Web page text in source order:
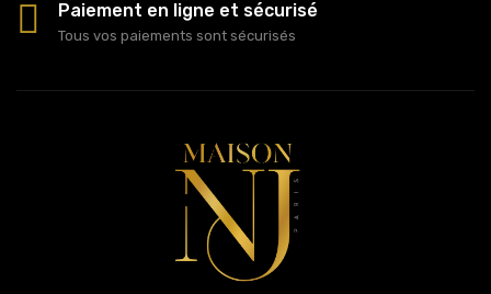
Paiement en ligne et sécurisé
Tous vos paiements sont sécurisés